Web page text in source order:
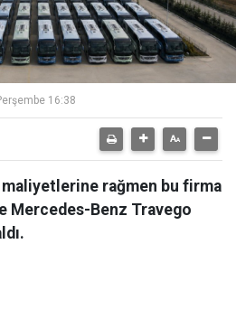
16:38
rağmen bu firma
Mercedes-Benz Travego